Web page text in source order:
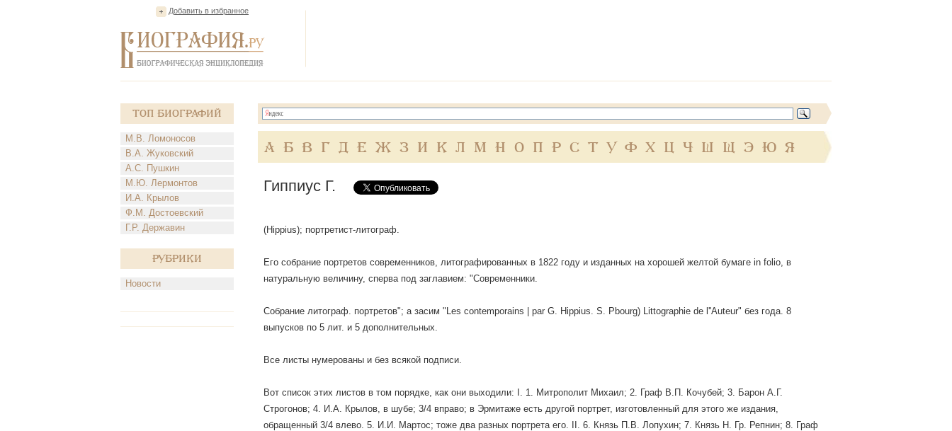
Добавить в избранное
Топ Биографий
М.В. Ломоносов
В.А. Жуковский
А.С. Пушкин
М.Ю. Лермонтов
И.А. Крылов
Ф.М. Достоевский
Г.Р. Державин
Рубрики
Новости
А Б В Г Д Е Ж З И К Л М Н О П Р С Т У Ф Х Ц Ч Ш Щ Э Ю Я
Гиппиус Г.
(Hippius); портретист-литограф.
Его собрание портретов современников, литографированных в 1822 году и изданных на хорошей желтой бумаге in folio, в
натуральную величину, сперва под заглавием: "Современники.
Собрание литограф. портретов"; a засим "Les contemporains | par G. Hippius. S. Pbourg) Littographie de l''Auteur" без года. 8
выпусков по 5 лит. и 5 дополнительных.
Все листы нумерованы и без всякой подписи.
Вот список этих листов в том порядке, как они выходили: I. 1. Митрополит Михаил; 2. Граф В.П. Кочубей; 3. Барон А.Г.
Строгонов; 4. И.А. Крылов, в шубе; 3/4 вправо; в Эрмитаже есть другой портрет, изготовленный для этого же издания,
обращенный 3/4 влево. 5. И.И. Мартос; тоже два разных портрета его. II. 6. Князь П.В. Лопухин; 7. Князь Н. Гр. Репнин; 8. Граф